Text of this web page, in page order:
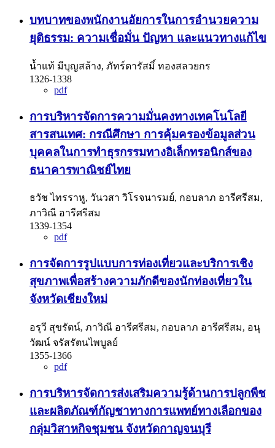
บทบาทของพนักงานอัยการในการอำนวยความ
ยุติธรรม: ความเชื่อมั่น ปัญหา และแนวทางแก้ไข
น้ำแท้ มีบุญสล้าง, ภัทร์ดารัสมิ์ ทองสลวยกร
1326-1338
pdf
การบริหารจัดการความมั่นคงทางเทคโนโลยี
สารสนเทศ: กรณีศึกษา การคุ้มครองข้อมูลส่วน
บุคคลในการทำธุรกรรมทางอิเล็กทรอนิกส์ของ
ธนาคารพาณิชย์ไทย
ธวัช ไทรราหู, วันวสา วิโรจนารมย์, กอบลาภ อารีศรีสม,
ภาวิณี อารีศรีสม
1339-1354
pdf
การจัดการรูปแบบการท่องเที่ยวและบริการเชิง
สุขภาพเพื่อสร้างความภักดีของนักท่องเที่ยวใน
จังหวัดเชียงใหม่
อรุวี สุขรัตน์, ภาวิณี อารีศรีสม, กอบลาภ อารีศรีสม, อนุ
วัฒน์ จรัสรัตนไพบูลย์
1355-1366
pdf
การบริหารจัดการส่งเสริมความรู้ด้านการปลูกพืช
และผลิตภัณฑ์กัญชาทางการแพทย์ทางเลือกของ
กลุ่มวิสาหกิจชุมชน จังหวัดกาญจนบุรี